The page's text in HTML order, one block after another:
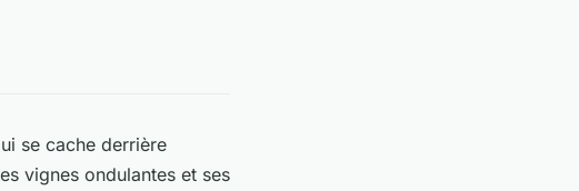
se cache derrière
vignes ondulantes et ses